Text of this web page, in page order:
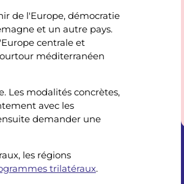
de l'Europe, démocratie
et un autre pays.
centrale et
méditerranéen
Les modalités concrètes,
avec les
demander une
les régions
trilatéraux.